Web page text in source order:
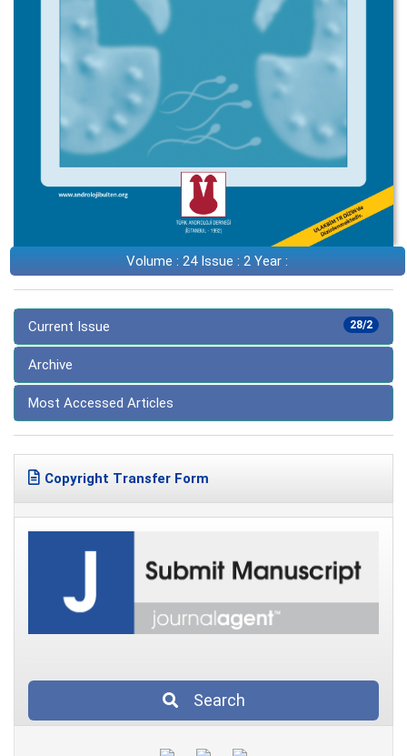
Volume : 24 Issue : 2 Year :
28/2
Current Issue
Archive
Most Accessed Articles
Copyright Transfer Form
Search